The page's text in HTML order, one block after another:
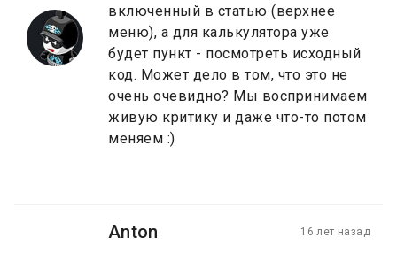
включенный в статью (верхнее
меню), а для калькулятора уже
будет пункт - посмотреть исходный
код. Может дело в том, что это не
очень очевидно? Мы воспринимаем
живую критику и даже что-то потом
меняем :)
Anton 16 лет назад